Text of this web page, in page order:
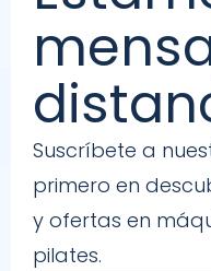
Suscríbete a
primero en
y ofertas en
pilates.